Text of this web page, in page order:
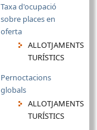
Taxa d'ocupació
sobre places en
oferta
ALLOTJAMENTS
TURÍSTICS
Pernoctacions
globals
ALLOTJAMENTS
TURÍSTICS